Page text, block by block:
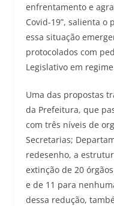
enfrentamento e
Covid-19”, salienta o
essa situação
protocolados com
Legislativo em
Uma das propostas
da Prefeitura, que
com três níveis de
Secretarias;
redesenho, a
extinção de 20
e de 11 para
dessa redução,